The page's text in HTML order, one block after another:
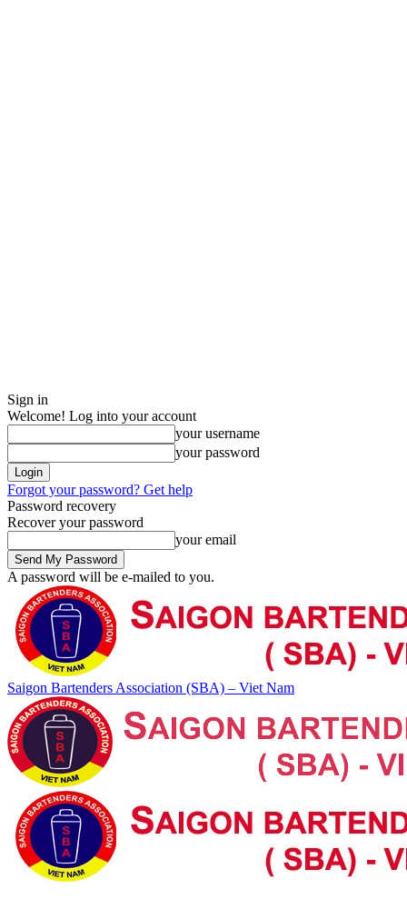
Sign in
Welcome! Log into your account
your username
your password
Forgot your password? Get help
Password recovery
Recover your password
your email
A password will be e-mailed to you.
Saigon Bartenders Association (SBA) – Viet Nam